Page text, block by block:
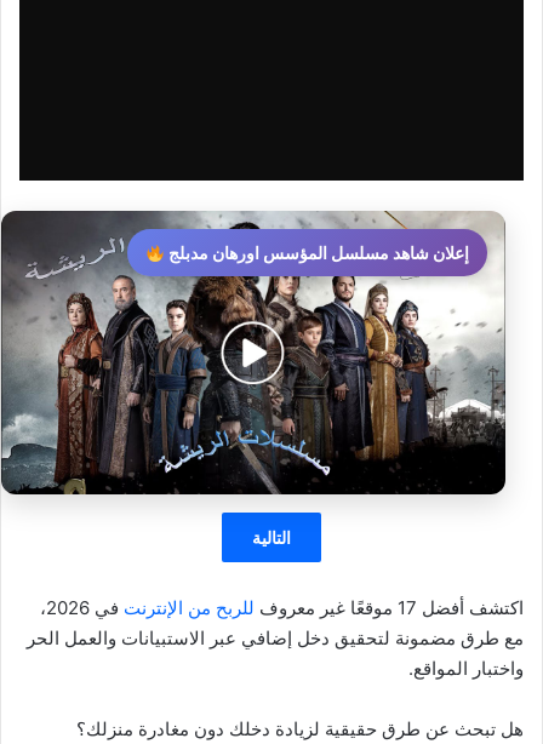
إعلان شاهد مسلسل المؤسس اورهان مدبلج
التالية
اكتشف أفضل 17 موقعًا غير معروف للربح من الإنترنت
في 2026،
مع طرق مضمونة لتحقيق دخل إضافي عبر الاستبيانات والعمل الحر
واختبار المواقع.
هل تبحث عن طرق حقيقية لزيادة دخلك دون مغادرة منزلك؟